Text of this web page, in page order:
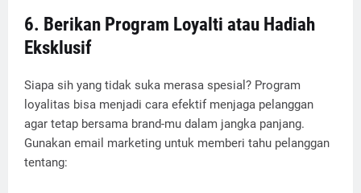
6. Berikan Program Loyalti atau Hadiah
Eksklusif
Siapa sih yang tidak suka merasa spesial? Program
loyalitas bisa menjadi cara efektif menjaga pelanggan
agar tetap bersama brand-mu dalam jangka panjang.
Gunakan email marketing untuk memberi tahu pelanggan
tentang: